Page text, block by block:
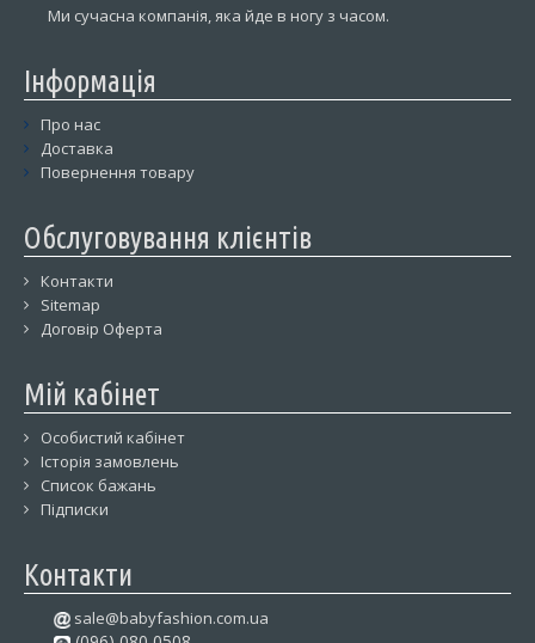
Ми сучасна компанія, яка йде в ногу з часом.
Інформація
Про нас
Доставка
Повернення товару
Обслуговування клієнтів
Контакти
Sitemap
Договір Оферта
Мій кабінет
Особистий кабінет
Історія замовлень
Список бажань
Підписки
Контакти
sale@babyfashion.com.ua